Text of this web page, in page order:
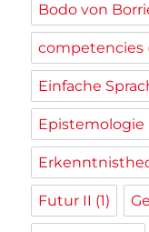
Bodo von
competencies
Einfache
Epistemologie
Futur II (1)